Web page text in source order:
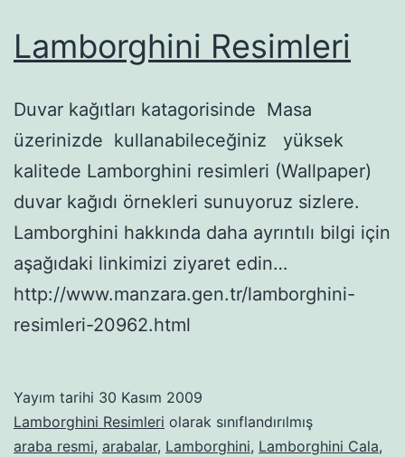
Lamborghini Resimleri
Duvar kağıtları katagorisinde Masa
üzerinizde kullanabileceğiniz yüksek
kalitede Lamborghini resimleri (Wallpaper)
duvar kağıdı örnekleri sunuyoruz sizlere.
Lamborghini hakkında daha ayrıntılı bilgi için
aşağıdaki linkimizi ziyaret edin…
http://www.manzara.gen.tr/lamborghini-
resimleri-20962.html
Yayım tarihi 30 Kasım 2009
Lamborghini Resimleri olarak sınıflandırılmış
araba resmi, arabalar, Lamborghini, Lamborghini Cala,